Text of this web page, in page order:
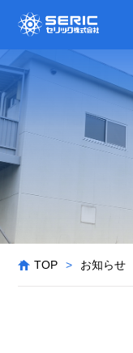
TOP > お知らせ